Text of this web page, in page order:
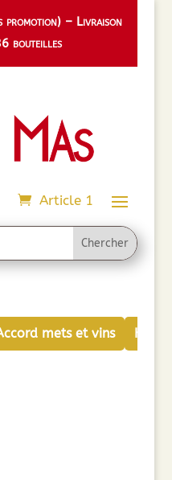
– Livraison
bouteilles
Article 1
mets et vins